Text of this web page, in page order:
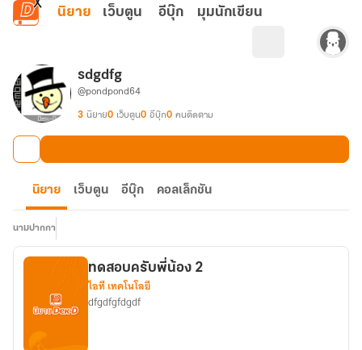
ข้ามไปยังเนื้อหาหลัก
นิยาย เว็บตูน อีบุ๊ก มุมนักเขียน
sdgdfg
@pondpond64
3 นิยาย0 เว็บตูน0 อีบุ๊ก0 คนติดตาม
นิยาย เว็บตูน อีบุ๊ก คอลเล็กชัน
นามปากกา
ทดสอบครับพี่น้อง 2
ไอที เทคโนโลยี
dfgdfgfdgdf